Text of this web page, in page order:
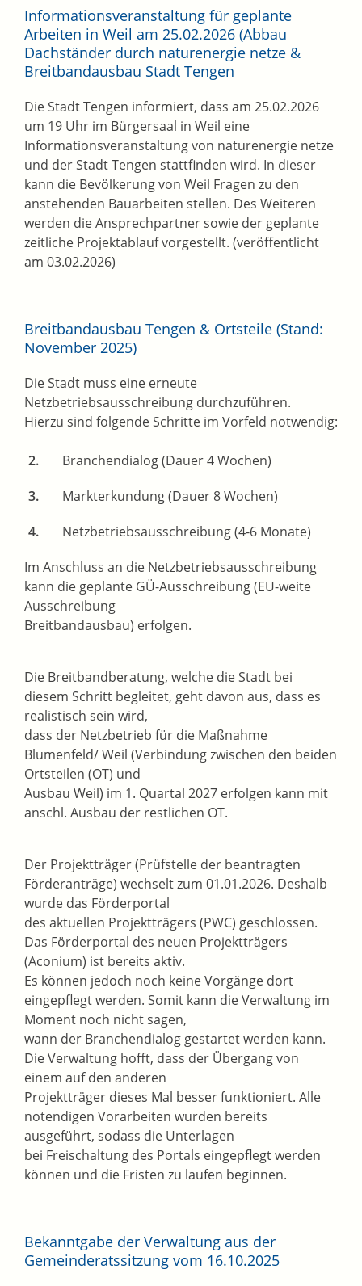
Informationsveranstaltung für geplante
Arbeiten in Weil am 25.02.2026 (Abbau
Dachständer durch naturenergie netze &
Breitbandausbau Stadt Tengen
Die Stadt Tengen informiert, dass am 25.02.2026
um 19 Uhr im Bürgersaal in Weil eine
Informationsveranstaltung von naturenergie netze
und der Stadt Tengen stattfinden wird. In dieser
kann die Bevölkerung von Weil Fragen zu den
anstehenden Bauarbeiten stellen. Des Weiteren
werden die Ansprechpartner sowie der geplante
zeitliche Projektablauf vorgestellt. (veröffentlicht
am 03.02.2026)
Breitbandausbau Tengen & Ortsteile (Stand:
November 2025)
Die Stadt muss eine erneute
Netzbetriebsausschreibung durchzuführen.
Hierzu sind folgende Schritte im Vorfeld notwendig:
Branchendialog (Dauer 4 Wochen)
Markterkundung (Dauer 8 Wochen)
Netzbetriebsausschreibung (4-6 Monate)
Im Anschluss an die Netzbetriebsausschreibung
kann die geplante GÜ-Ausschreibung (EU-weite
Ausschreibung
Breitbandausbau) erfolgen.
Die Breitbandberatung, welche die Stadt bei
diesem Schritt begleitet, geht davon aus, dass es
realistisch sein wird,
dass der Netzbetrieb für die Maßnahme
Blumenfeld/ Weil (Verbindung zwischen den beiden
Ortsteilen (OT) und
Ausbau Weil) im 1. Quartal 2027 erfolgen kann mit
anschl. Ausbau der restlichen OT.
Der Projektträger (Prüfstelle der beantragten
Förderanträge) wechselt zum 01.01.2026. Deshalb
wurde das Förderportal
des aktuellen Projektträgers (PWC) geschlossen.
Das Förderportal des neuen Projektträgers
(Aconium) ist bereits aktiv.
Es können jedoch noch keine Vorgänge dort
eingepflegt werden. Somit kann die Verwaltung im
Moment noch nicht sagen,
wann der Branchendialog gestartet werden kann.
Die Verwaltung hofft, dass der Übergang von
einem auf den anderen
Projektträger dieses Mal besser funktioniert. Alle
notendigen Vorarbeiten wurden bereits
ausgeführt, sodass die Unterlagen
bei Freischaltung des Portals eingepflegt werden
können und die Fristen zu laufen beginnen.
Bekanntgabe der Verwaltung aus der
Gemeinderatssitzung vom 16.10.2025